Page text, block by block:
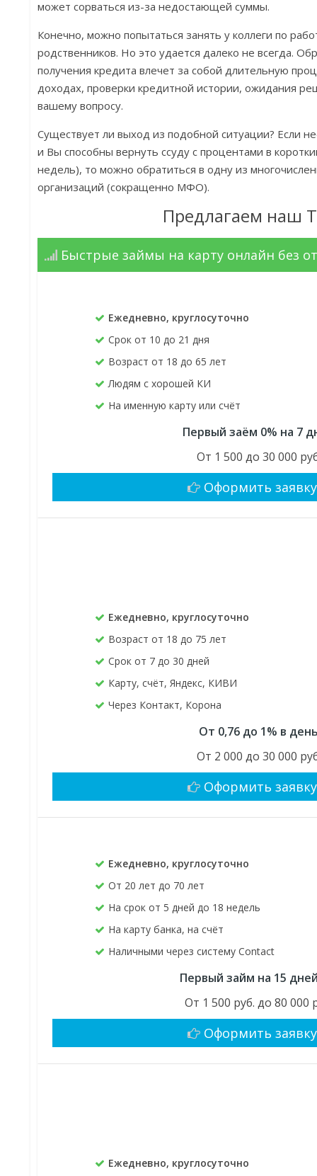
может сорваться из-за недостающей суммы.
Конечно, можно попытаться занять у коллеги по
родственников. Но это удается далеко не всегда.
получения кредита влечет за собой длительную
доходах, проверки кредитной истории, ожидания
вашему вопросу.
Существует ли выход из подобной ситуации? Если
и Вы способны вернуть ссуду с процентами в
недель), то можно обратиться в одну из
организаций (сокращенно МФО).
Предлагаем наш
Быстрые займы на карту онлайн без
Ежедневно, круглосуточно
Срок от 10 до 21 дня
Возраст от 18 до 65 лет
Людям с хорошей КИ
На именную карту или счёт
Первый заём 0% на 7
От 1 500 до 30 000
Оформить заявку
Ежедневно, круглосуточно
Возраст от 18 до 75 лет
Срок от 7 до 30 дней
Карту, счёт, Яндекс, КИВИ
Через Контакт, Корона
От 0,76 до 1% в
От 2 000 до 30 000
Оформить заявку
Ежедневно, круглосуточно
От 20 лет до 70 лет
На срок от 5 дней до 18 недель
На карту банка, на счёт
Наличными через систему Contact
Первый займ на 15
От 1 500 руб. до 80 000
Оформить заявку
Ежедневно, круглосуточно